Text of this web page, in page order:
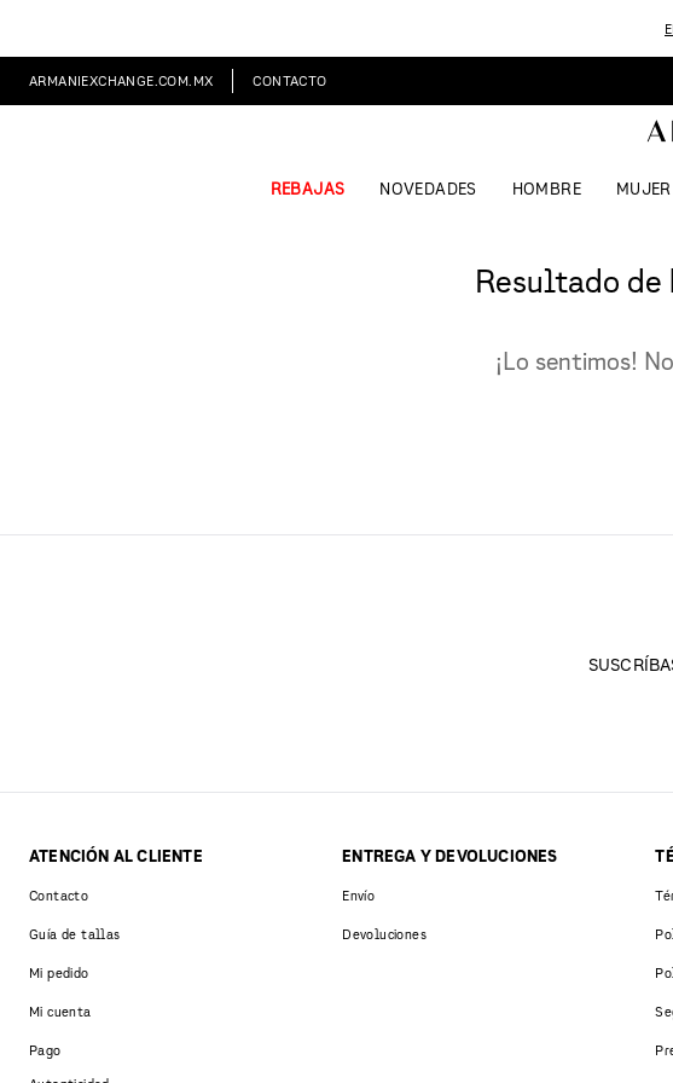
ARMANIEXCHANGE.COM.MX CONTACTO
REBAJAS NOVEDADES HOMBRE MUJER
Resultado de
¡Lo sentimos!
ATENCIÓN AL CLIENTE
Contacto
Guía de tallas
Mi pedido
Mi cuenta
Pago
ENTREGA Y DEVOLUCIONES
Envío
Devoluciones